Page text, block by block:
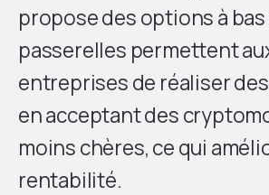
propose des options à
passerelles permettent
entreprises de réaliser
en acceptant des
moins chères, ce qui
rentabilité.